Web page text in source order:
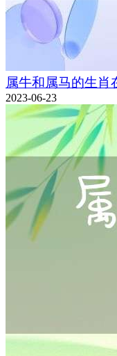
属牛和属马的生肖
2023-06-23